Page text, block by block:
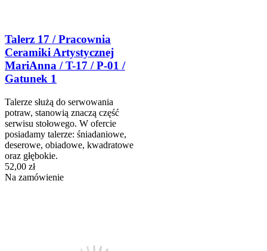
Talerz 17 / Pracownia
Ceramiki Artystycznej
MariAnna / T-17 / P-01 /
Gatunek 1
Talerze służą do serwowania
potraw, stanowią znaczą część
serwisu stołowego. W ofercie
posiadamy talerze: śniadaniowe,
deserowe, obiadowe, kwadratowe
oraz głębokie.
52,00 zł
Na zamówienie